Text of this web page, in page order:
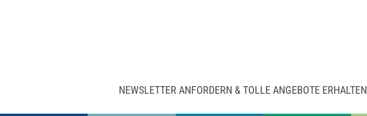
NEWSLETTER ANFORDERN & TOLLE ANGEBOTE ERHALTEN